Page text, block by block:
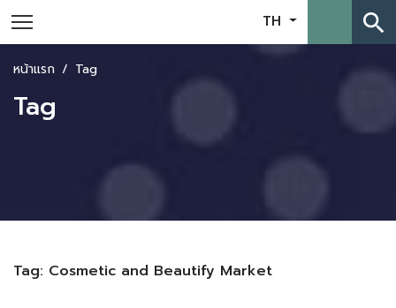
TH search
หน้าแรก Tag
Tag
Tag: Cosmetic and Beautify Market